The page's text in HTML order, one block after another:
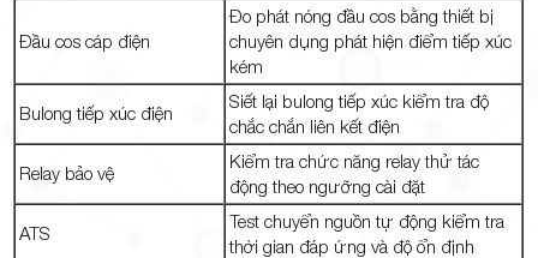
Đầu cos cáp điện
Đo phát nóng đầu cos bằng thiết bị
chuyên dụng phát hiện điểm tiếp xúc
kém
Bulong tiếp xúc điện
Siết lại bulong tiếp xúc kiểm tra độ
chắc chắn liên kết điện
Relay bảo vệ
Kiểm tra chức năng relay thử tác
động theo ngưỡng cài đặt
ATS
Test chuyển nguồn tự động kiểm tra
thời gian đáp ứng và độ ổn định